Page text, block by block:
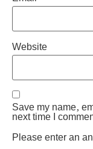
Website
Save my name,
next time I
Please enter an